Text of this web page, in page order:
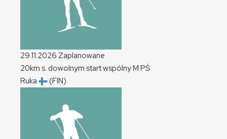
29.11.2026 Zaplanowane
20km s. dowolnym start wspólnyM PŚ
Ruka
(FIN)